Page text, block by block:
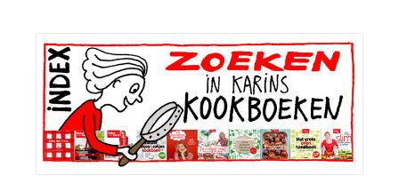
Primaire
Sidebar